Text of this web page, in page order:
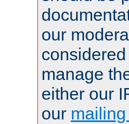
our
manage
either our
our